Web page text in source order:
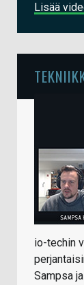
Lisää
io-techin
Sampsa